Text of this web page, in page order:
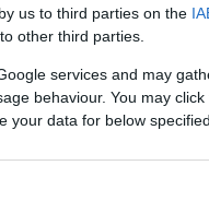
us to third parties on the
other third parties.
services and may
behaviour. You may
your data for below
Europea
di opportunità?